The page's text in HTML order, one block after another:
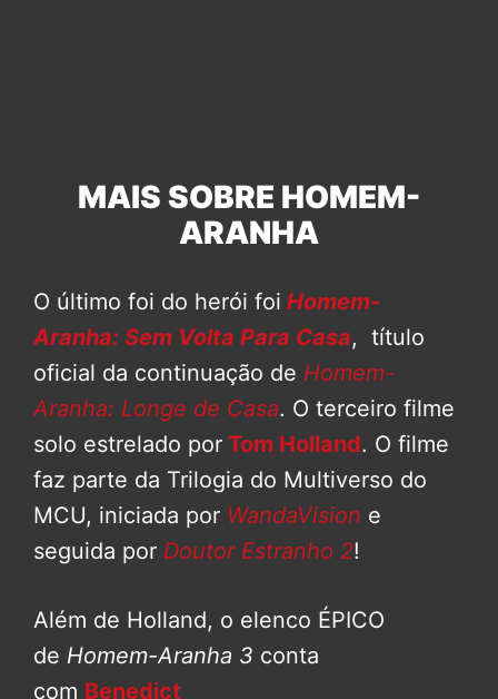
MAIS SOBRE HOMEM-
ARANHA
O último foi do herói foi Homem-
Aranha: Sem Volta Para Casa, título
oficial da continuação de Homem-
Aranha: Longe de Casa. O terceiro filme
solo estrelado por Tom Holland. O filme
faz parte da Trilogia do Multiverso do
MCU, iniciada por WandaVision e
seguida por Doutor Estranho 2!
Além de Holland, o elenco ÉPICO
de Homem-Aranha 3 conta
com Benedict